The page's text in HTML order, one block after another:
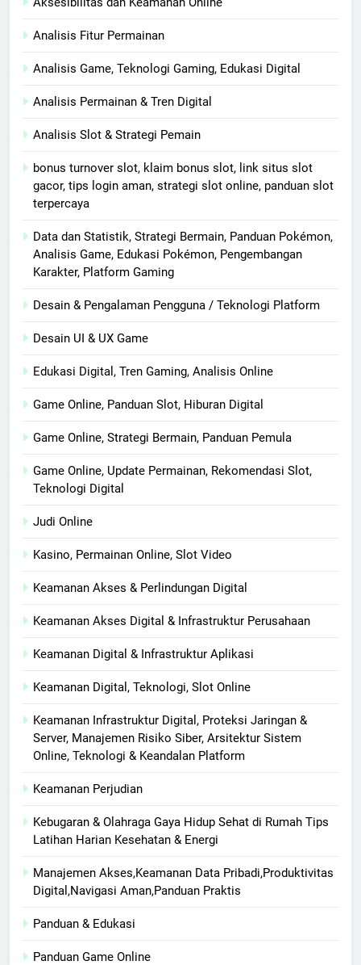
Analisis Fitur Permainan
Analisis Game, Teknologi Gaming, Edukasi Digital
Analisis Permainan & Tren Digital
Analisis Slot & Strategi Pemain
bonus turnover slot, klaim bonus slot, link situs slot
gacor, tips login aman, strategi slot online, panduan slot
terpercaya
Data dan Statistik, Strategi Bermain, Panduan Pokémon,
Analisis Game, Edukasi Pokémon, Pengembangan
Karakter, Platform Gaming
Desain & Pengalaman Pengguna / Teknologi Platform
Desain UI & UX Game
Edukasi Digital, Tren Gaming, Analisis Online
Game Online, Panduan Slot, Hiburan Digital
Game Online, Strategi Bermain, Panduan Pemula
Game Online, Update Permainan, Rekomendasi Slot,
Teknologi Digital
Judi Online
Kasino, Permainan Online, Slot Video
Keamanan Akses & Perlindungan Digital
Keamanan Akses Digital & Infrastruktur Perusahaan
Keamanan Digital & Infrastruktur Aplikasi
Keamanan Digital, Teknologi, Slot Online
Keamanan Infrastruktur Digital, Proteksi Jaringan &
Server, Manajemen Risiko Siber, Arsitektur Sistem
Online, Teknologi & Keandalan Platform
Keamanan Perjudian
Kebugaran & Olahraga Gaya Hidup Sehat di Rumah Tips
Latihan Harian Kesehatan & Energi
Manajemen Akses,Keamanan Data Pribadi,Produktivitas
Digital,Navigasi Aman,Panduan Praktis
Panduan & Edukasi
Panduan Game Online